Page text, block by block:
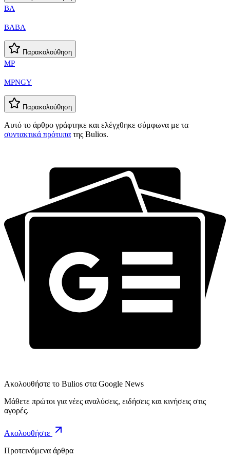
BA
BABA
Παρακολούθηση
MP
MPNGY
Παρακολούθηση
Αυτό το άρθρο γράφτηκε και ελέγχθηκε σύμφωνα με τα
συντακτικά πρότυπα της Bulios.
Ακολουθήστε το Bulios στα Google News
Μάθετε πρώτοι για νέες αναλύσεις, ειδήσεις και κινήσεις στις
αγορές.
Ακολουθήστε
Προτεινόμενα άρθρα